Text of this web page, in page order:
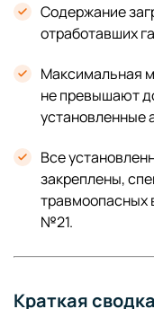
Содержание
отработавших
Максимальная
не превышают
установленные
Все
закреплены,
травмоопасных
№21.
Краткая сводка